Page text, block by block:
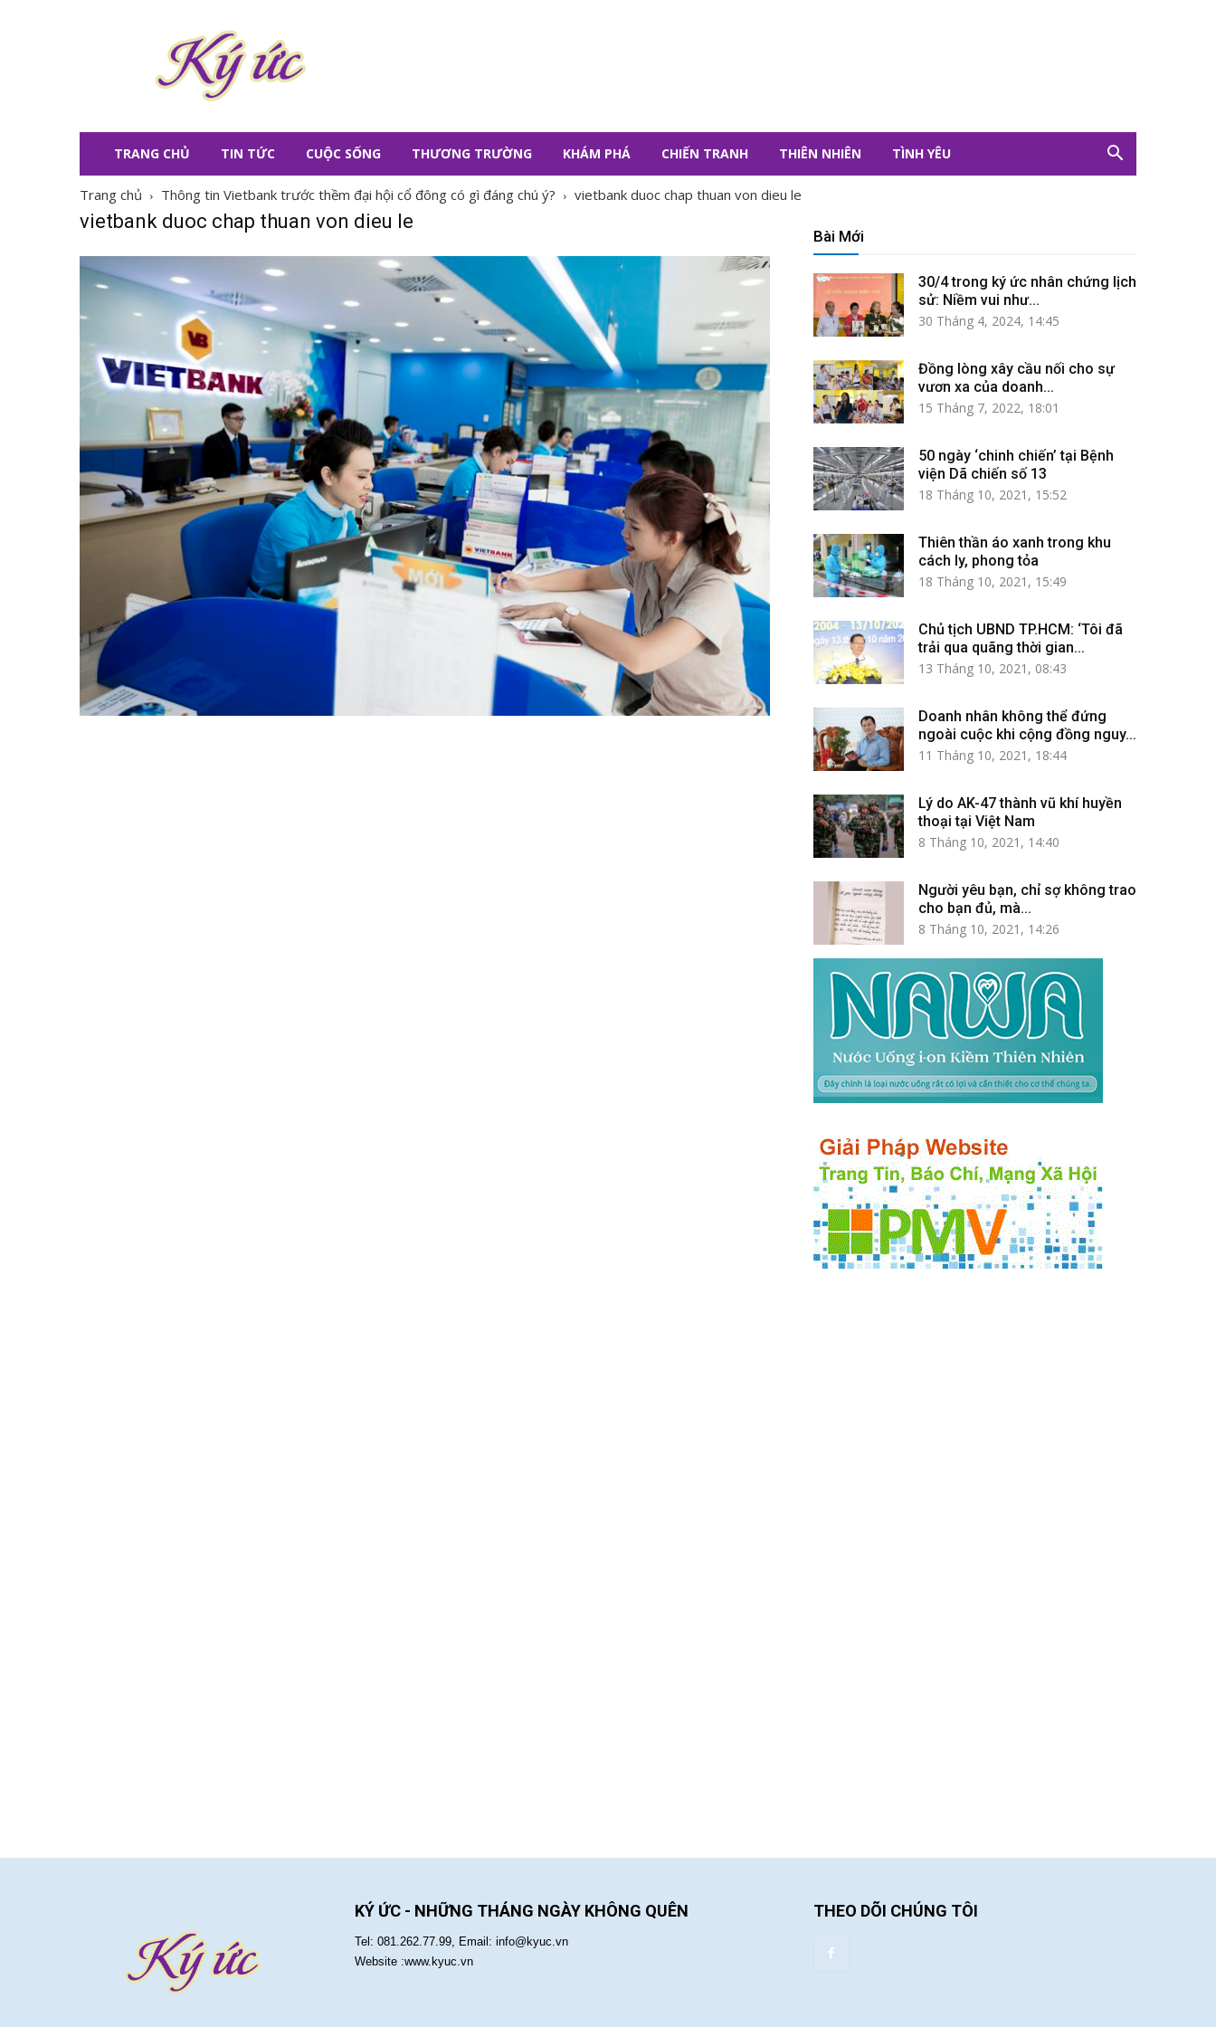
TRANG CHỦ TIN TỨC CUỘC SỐNG THƯƠNG TRƯỜNG KHÁM PHÁ CHIẾN TRANH THIÊN NHIÊN TÌNH YÊU
Trang chủ Thông tin Vietbank trước thềm đại hội cổ đông có gì đáng chú ý? vietbank duoc chap thuan von dieu le
vietbank duoc chap thuan von dieu le
Bài Mới
30/4 trong ký ức nhân chứng lịch
sử: Niềm vui như...
30 Tháng 4, 2024, 14:45
Đồng lòng xây cầu nối cho sự
vươn xa của doanh...
15 Tháng 7, 2022, 18:01
50 ngày ‘chinh chiến’ tại Bệnh
viện Dã chiến số 13
18 Tháng 10, 2021, 15:52
Thiên thần áo xanh trong khu
cách ly, phong tỏa
18 Tháng 10, 2021, 15:49
Chủ tịch UBND TP.HCM: ‘Tôi đã
trải qua quãng thời gian...
13 Tháng 10, 2021, 08:43
Doanh nhân không thể đứng
ngoài cuộc khi cộng đồng nguy...
11 Tháng 10, 2021, 18:44
Lý do AK-47 thành vũ khí huyền
thoại tại Việt Nam
8 Tháng 10, 2021, 14:40
Người yêu bạn, chỉ sợ không trao
cho bạn đủ, mà...
8 Tháng 10, 2021, 14:26
KÝ ỨC - NHỮNG THÁNG NGÀY KHÔNG QUÊN
Tel: 081.262.77.99, Email: info@kyuc.vn
Website :www.kyuc.vn
THEO DÕI CHÚNG TÔI